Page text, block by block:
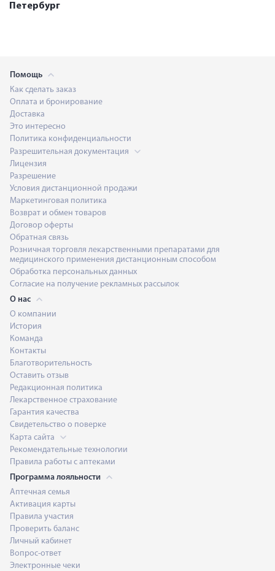
Петербург
Помощь
Как сделать заказ
Оплата и бронирование
Доставка
Это интересно
Политика конфиденциальности
Разрешительная документация
Лицензия
Разрешение
Условия дистанционной продажи
Маркетинговая политика
Возврат и обмен товаров
Договор оферты
Обратная связь
Розничная торговля лекарственными препаратами для
медицинского применения дистанционным способом
Обработка персональных данных
Согласие на получение рекламных рассылок
О нас
О компании
История
Команда
Контакты
Благотворительность
Оставить отзыв
Редакционная политика
Лекарственное страхование
Гарантия качества
Свидетельство о поверке
Карта сайта
Рекомендательные технологии
Правила работы с аптеками
Программа лояльности
Аптечная семья
Активация карты
Правила участия
Проверить баланс
Личный кабинет
Вопрос-ответ
Электронные чеки